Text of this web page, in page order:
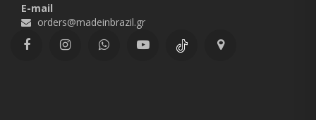
E-mail
orders@madeinbrazil.gr